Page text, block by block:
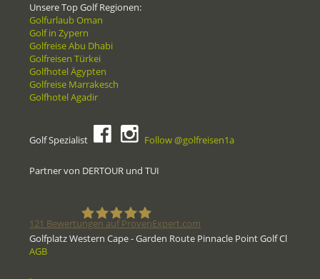
Unsere Top Golf Regionen:
Golfurlaub Oman
Golf in Zypern
Golfreise Abu Dhabi
Golfreisen Türkei
Golfhotel Ägypten
Golfreise Marrakesch
Golfhotel Agadir
Golf Spezialist Follow @golfreisen1a
Partner von DERTOUR und TUI
121 Bewertungen auf ProvenExpert.com
Golfplatz Western Cape - Garden Route Pinnacle Point Golf Cl
AGB